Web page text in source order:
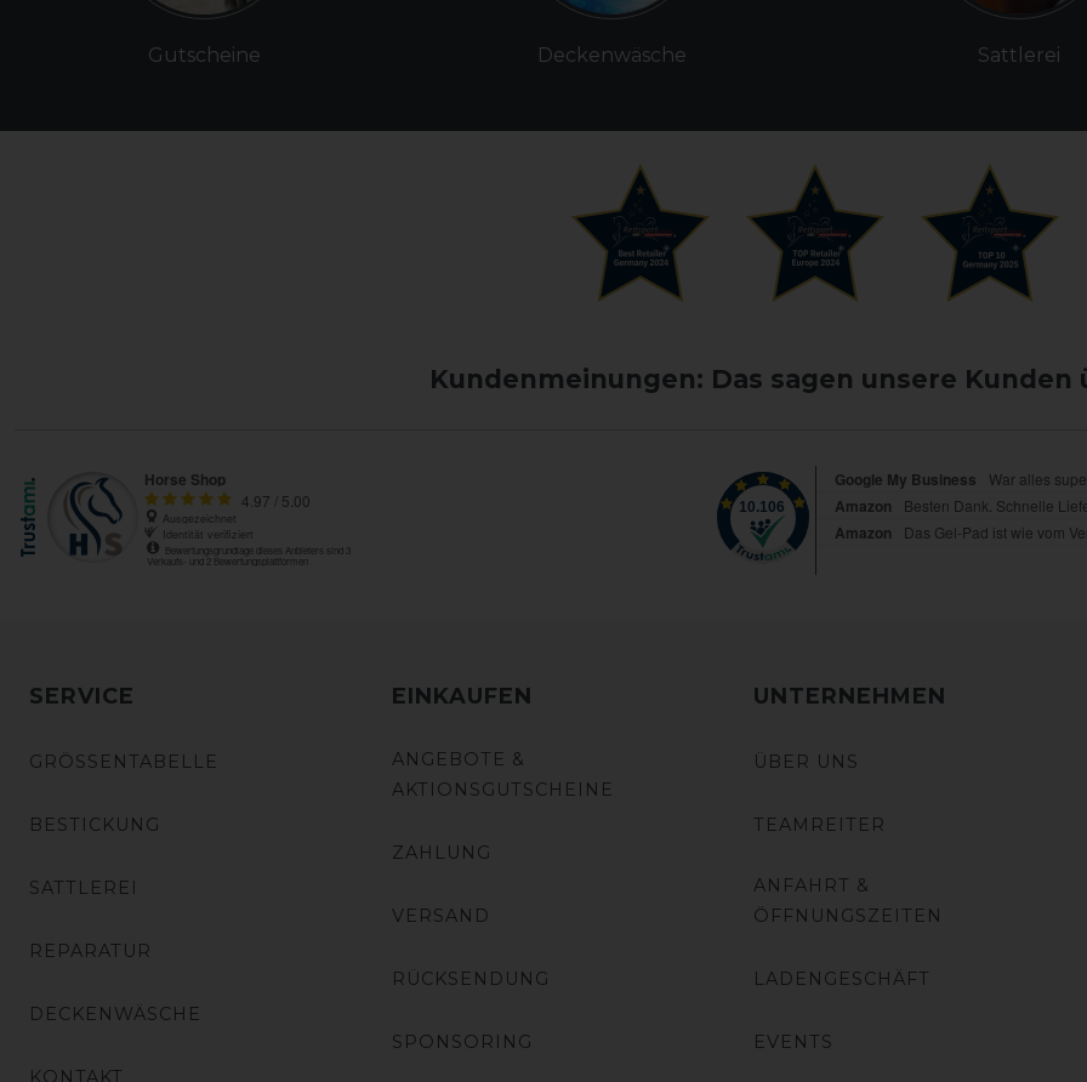
Gutscheine Deckenwäsche Sattlerei
Kundenmeinungen: Das sagen unsere Kunden
SERVICE
GRÖSSENTABELLE
BESTICKUNG
SATTLEREI
REPARATUR
DECKENWÄSCHE
KONTAKT
EINKAUFEN
ANGEBOTE &
AKTIONSGUTSCHEINE
ZAHLUNG
VERSAND
RÜCKSENDUNG
SPONSORING
UNTERNEHMEN
ÜBER UNS
TEAMREITER
ANFAHRT &
ÖFFNUNGSZEITEN
LADENGESCHÄFT
EVENTS